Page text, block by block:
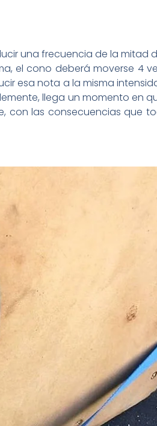
una frecuencia de la mitad
el cono deberá moverse 4
esa nota a la misma
llega un momento en
con las consecuencias que